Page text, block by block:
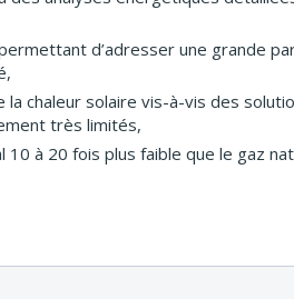
d’adresser une grande
chaleur solaire vis-à-vis des
très limités,
10 à 20 fois plus faible que le gaz